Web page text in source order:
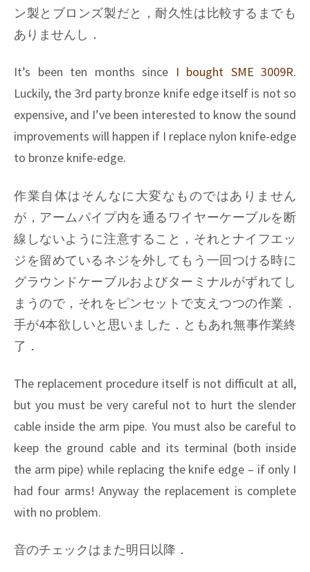
ン製とブロンズ製だと，耐久性は比較するまでも
ありませんし．
It’s been ten months since I bought SME 3009R.
Luckily, the 3rd party bronze knife edge itself is not so
expensive, and I’ve been interested to know the sound
improvements will happen if I replace nylon knife-edge
to bronze knife-edge.
作業自体はそんなに大変なものではありません
が，アームパイプ内を通るワイヤーケーブルを断
線しないように注意すること，それとナイフエッ
ジを留めているネジを外してもう一回つける時に
グラウンドケーブルおよびターミナルがずれてし
まうので，それをピンセットで支えつつの作業．
手が4本欲しいと思いました．ともあれ無事作業終
了．
The replacement procedure itself is not difficult at all,
but you must be very careful not to hurt the slender
cable inside the arm pipe. You must also be careful to
keep the ground cable and its terminal (both inside
the arm pipe) while replacing the knife edge – if only I
had four arms! Anyway the replacement is complete
with no problem.
音のチェックはまた明日以降．